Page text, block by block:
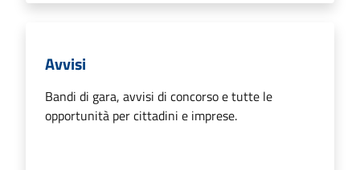
Avvisi
Bandi di gara, avvisi di concorso e tutte le
opportunità per cittadini e imprese.